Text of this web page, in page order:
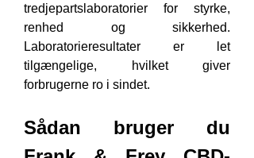
tredjepartslaboratorier for styrke,
renhed og sikkerhed.
Laboratorieresultater er let
tilgængelige, hvilket giver
forbrugerne ro i sindet.
Sådan bruger du